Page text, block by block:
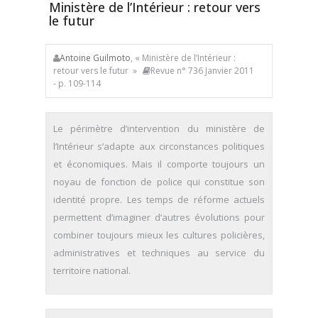
Ministère de l’Intérieur : retour vers
le futur
Antoine Guilmoto, « Ministère de l’Intérieur :
retour vers le futur »
Revue n° 736 Janvier 2011
- p. 109-114
Le périmètre d’intervention du ministère de
l’Intérieur s’adapte aux circonstances politiques
et économiques. Mais il comporte toujours un
noyau de fonction de police qui constitue son
identité propre. Les temps de réforme actuels
permettent d’imaginer d’autres évolutions pour
combiner toujours mieux les cultures policières,
administratives et techniques au service du
territoire national.